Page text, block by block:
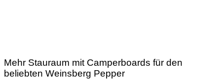
Mehr Stauraum mit Camperboards für den
beliebten Weinsberg Pepper